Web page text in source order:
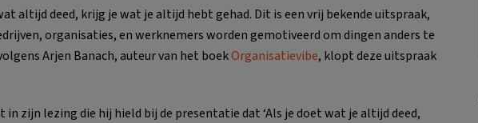
altijd deed, krijg je wat je altijd hebt gehad. Dit is een vrij bekende uitspraak,
organisaties, en werknemers worden gemotiveerd om dingen anders te
Arjen Banach, auteur van het boekOrganisatievibe, klopt deze uitspraak
in zijn lezing die hij hield bij de presentatie dat ‘Als je doet wat je altijd deed,